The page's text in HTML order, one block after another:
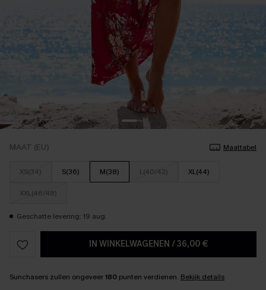
MAAT (EU) Maattabel
XS(34) S(36) M(38) L(40/42) XL(44)
XXL(46/48)
Geschatte levering: 19 aug.
IN WINKELWAGENEN /36,00 €
Sunchasers zullen ongeveer180 punten verdienen. Bekijk details